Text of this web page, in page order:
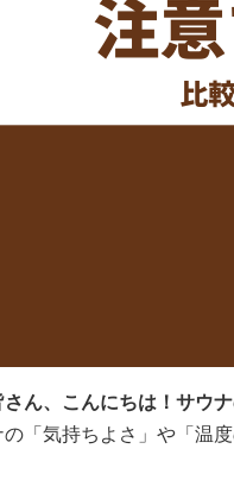
ん、こんにちは！サウ
「気持ちよさ」や「温